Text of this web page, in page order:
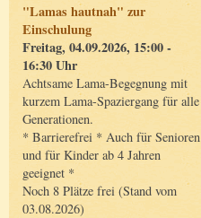
"Lamas hautnah" zur
Einschulung
Freitag, 04.09.2026, 15:00 -
16:30 Uhr
Achtsame Lama-Begegnung mit
kurzem Lama-Spaziergang für alle
Generationen.
* Barrierefrei * Auch für Senioren
und für Kinder ab 4 Jahren
geeignet *
Noch 8 Plätze frei (Stand vom
03.08.2026)